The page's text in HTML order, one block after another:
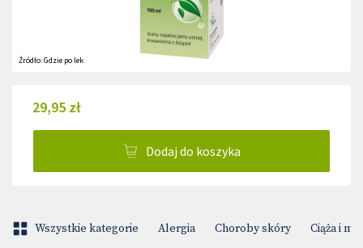
Źródło:Gdzie po lek
29,95 zł
Dodaj do koszyka
Wszystkie kategorie Alergia Choroby skóry Ciąża i